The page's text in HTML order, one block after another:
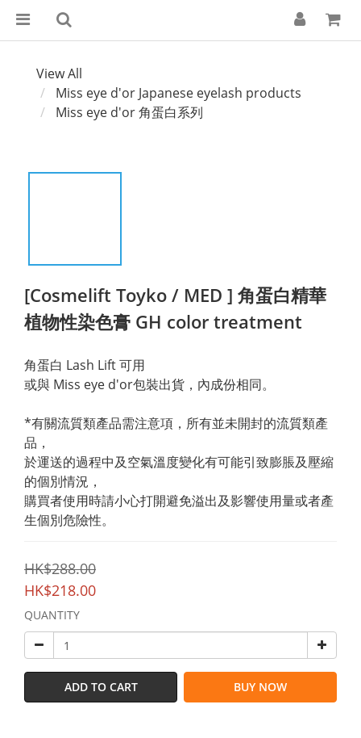
View All
Miss eye d'or Japanese eyelash products
Miss eye d'or 角蛋白系列
[Cosmelift Toyko / MED ] 角蛋白精華
植物性染色膏 GH color treatment
角蛋白 Lash Lift 可用
或與 Miss eye d'or包裝出貨，內成份相同。
*有關流質類產品需注意項，所有並未開封的流質類產
品，
於運送的過程中及空氣溫度變化有可能引致膨脹及壓縮
的個別情況，
購買者使用時請小心打開避免溢出及影響使用量或者產
生個別危險性。
HK$288.00
HK$218.00
QUANTITY
ADD TO CART BUY NOW